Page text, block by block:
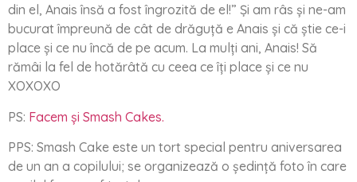
din el, Anais însă a fost îngrozită de el!” Și am râs și ne-am
bucurat împreună de cât de drăguță e Anais și că știe ce-i
place și ce nu încă de pe acum. La mulți ani, Anais! Să
rămâi la fel de hotărâtă cu ceea ce îți place și ce nu
XOXOXO
PS: Facem și Smash Cakes.
PPS: Smash Cake este un tort special pentru aniversarea
de un an a copilului; se organizează o ședință foto în care